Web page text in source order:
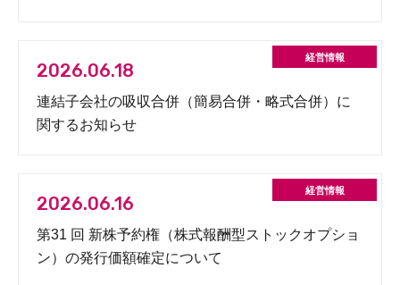
2026.06.18
連結子会社の吸収合併（簡易合併・略式合併）に
関するお知らせ
2026.06.16
第31 回 新株予約権（株式報酬型ストックオプショ
ン）の発行価額確定について